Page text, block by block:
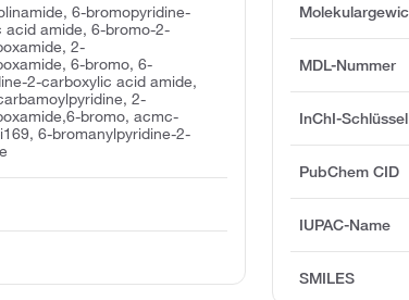
MDL-Nummer
InChI-Schlüssel
PubChem CID
IUPAC-Name
SMILES
6-bromopyridine-
acid amide, 6-bromo-2-
2-
6-bromo, 6-
2-carboxylic acid amide,
2-
bromo, acmc-
6-bromanylpyridine-2-